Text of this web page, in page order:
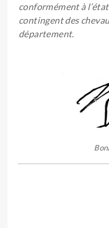
conformément à
contingent des
département.